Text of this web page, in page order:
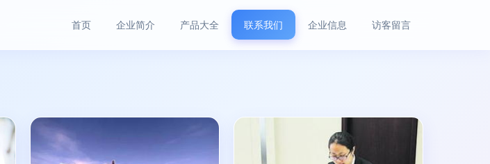
首页 企业简介 产品大全 联系我们 企业信息 访客留言